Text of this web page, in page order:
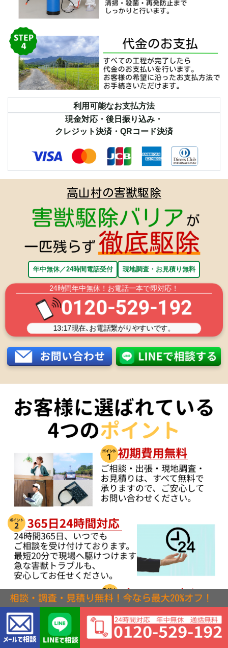
利用可能なお支払方法
現金対応・後日振り込み・
クレジット決済・QRコード決済
高山村の害獣駆除
年中無休／24時間電話受付 現地調査・お見積り無料
24時間年中無休！お電話一本で即対応！
0120-529-192
13:17現在､お電話繋がりやすいです。